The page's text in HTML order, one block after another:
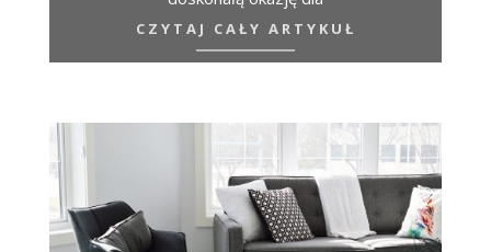
CZYTAJ CAŁY ARTYKUŁ